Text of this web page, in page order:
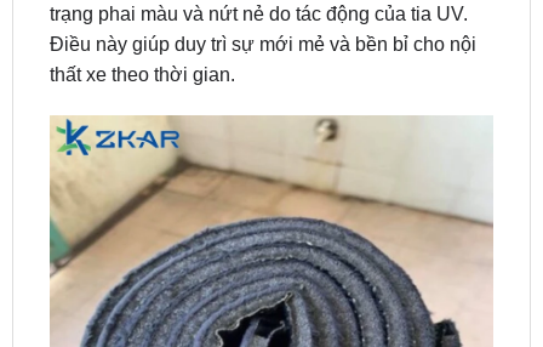
thất xe theo thời gian.